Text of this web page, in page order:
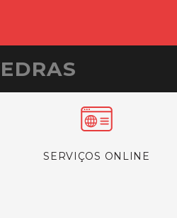
SERVIÇOS ONLINE